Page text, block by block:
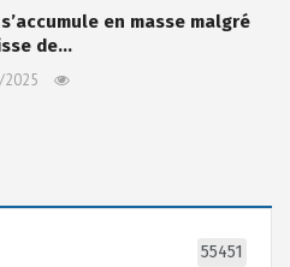
s’accumule en masse malgré
de…
55451